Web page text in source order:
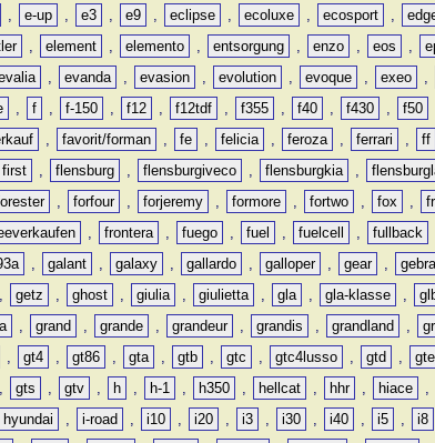
, e-up , e3 , e9 , eclipse , ecoluxe , ecosport ,
, element , elemento , entsorgung , enzo , eos ,
, evanda , evasion , evolution , evoque , exeo ,
, f , f-150 , f12 , f12tdf , f355 , f40 , f430 , f50
, favorit/forman , fe , felicia , feroza , ferrari , ff
first , flensburg , flensburgiveco , flensburgkia ,
, forfour , forjeremy , formore , fortwo , fox , fr
, frontera , fuego , fuel , fuelcell , fullback
, galant , galaxy , gallardo , galloper , gear ,
, getz , ghost , giulia , giulietta , gla , gla-klasse ,
, grand , grande , grandeur , grandis , grandland ,
, gt4 , gt86 , gta , gtb , gtc , gtc4lusso , gtd , gte
, gts , gtv , h , h-1 , h350 , hellcat , hhr , hiace ,
hyundai , i-road , i10 , i20 , i3 , i30 , i40 , i5 , i8